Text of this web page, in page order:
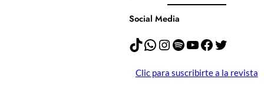
Social Media
TikTok WhatsApp Instagram Spotify YouTube Facebook Twitter
Clic para suscribirte a la revista